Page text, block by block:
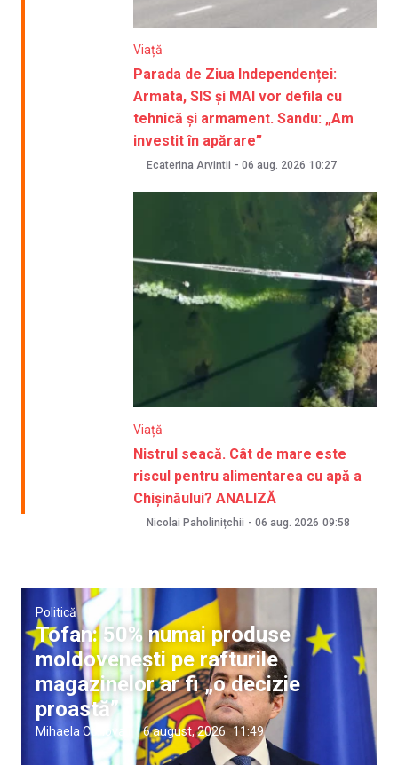
Viață
Parada de Ziua Independenței:
Armata, SIS și MAI vor defila cu
tehnică și armament. Sandu: „Am
investit în apărare”
Ecaterina Arvintii - 06 aug. 2026 10:27
Viață
Nistrul seacă. Cât de mare este
riscul pentru alimentarea cu apă a
Chișinăului? ANALIZĂ
Nicolai Paholinițchii - 06 aug. 2026 09:58
Politică
Tofan: 50% numai produse
moldovenești pe rafturile
magazinelor ar fi „o decizie
proastă”
Mihaela Conovali |6 august, 2026 11:49